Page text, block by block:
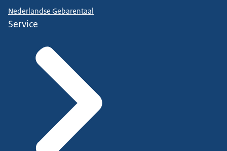
Nederlandse Gebarentaal
Service